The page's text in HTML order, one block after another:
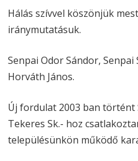
Hálás szívvel köszönjük
iránymutatásuk.
Senpai Odor Sándor,
Horváth János.
Új fordulat 2003 ban
Tekeres Sk.- hoz
településünkön működő